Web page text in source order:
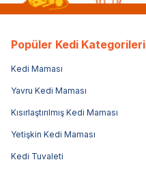
Popüler Kedi Kategorileri
Kedi Maması
Yavru Kedi Maması
Kısırlaştırılmış Kedi Maması
Yetişkin Kedi Maması
Kedi Tuvaleti